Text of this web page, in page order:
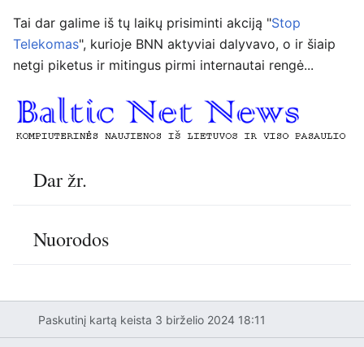
Tai dar galime iš tų laikų prisiminti akciją "Stop
Telekomas", kurioje BNN aktyviai dalyvavo, o ir šiaip
netgi piketus ir mitingus pirmi internautai rengė...
Dar žr.
Nuorodos
Paskutinį kartą keista 3 birželio 2024 18:11